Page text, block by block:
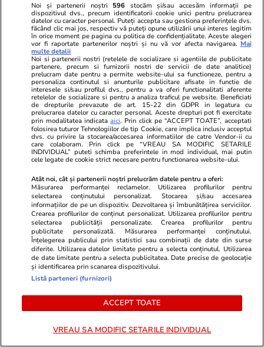
Advertorial
Smart is the new chic: Cum ne
ajută tehnologia să ne reinventăm
Advertorial
Înscrie-te
voucher de
PARTENERI
Wowbiz.ro
Ea este alpinista care și-a pierdut
viața în tragedia din Bucegi.
Antonia, medic stomatolog din
București, a murit după o cădere
de aproximativ 10 metri
Redactia.ro
Dr Bilic:
ciorba. De
Noi și partenerii noștri 596 stocăm și/sau accesăm informații pe
dispozitivul dvs., precum identificatorii cookie unici pentru prelucrarea
datelor cu caracter personal. Puteți accepta sau gestiona preferințele dvs.
făcând clic mai jos, respectiv vă puteți opune utilizării unui interes legitim
în orice moment pe pagina cu politica de confidențialitate. Aceste alegeri
vor fi raportate partenerilor noștri și nu vă vor afecta navigarea. Mai
multe detalii
Noi si partenerii nostri (retelele de socializare si agentiile de publicitate
partenere, precum si furnizorii nostri de servicii de date analitice)
prelucram date pentru a permite website-ului sa functioneze, pentru a
personaliza continutul si anunturile publicitare afisate in functie de
interesele si/sau profilul dvs., pentru a va oferi functionalitati aferente
retelelor de socializare si pentru a analiza traficul pe website. Beneficiati
de drepturile prevazute de art. 15-22 din GDPR in legatura cu
prelucrarea datelor cu caracter personal. Aceste drepturi pot fi exercitate
prin modalitatea indicataaici. Prin click pe “ACCEPT TOATE”, acceptati
folosirea tuturor Tehnologiilor de tip Cookie, care implica inclusiv acceptul
dvs. cu privire la stocarea/accesarea informatiilor de catre Vendor-ii cu
care colaboram. Prin click pe “VREAU SA MODIFIC SETARILE
INDIVIDUAL” puteti schimba preferintele in mod individual, mai putin
cele legate de cookie strict necesare pentru functionarea website-ului.
Atât noi, cât și partenerii noștri prelucrăm datele pentru a oferi:
Măsurarea performanței reclamelor. Utilizarea profilurilor pentru
selectarea conținutului personalizat. Stocarea și/sau accesarea
informațiilor de pe un dispozitiv. Dezvoltarea și îmbunătățirea serviciilor.
Crearea profilurilor de conținut personalizat. Utilizarea profilurilor pentru
selectarea publicității personalizate. Crearea profilurilor pentru
publicitate personalizată. Măsurarea performanței conținutului.
Înțelegerea publicului prin statistici sau combinații de date din surse
diferite. Utilizarea datelor limitate pentru a selecta conținutul. Utilizarea
de date limitate pentru a selecta publicitatea. Date precise de geolocație
și identificarea prin scanarea dispozitivului.
Listă parteneri (furnizori)
ACCEPT TOATE
VREAU SA MODIFIC SETARILE INDIVIDUAL